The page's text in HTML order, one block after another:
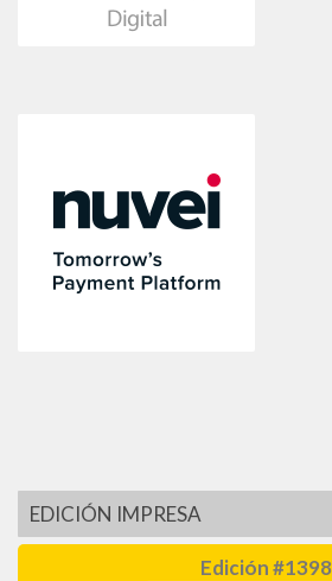
EDICIÓN IMPRESA
Edición #1398